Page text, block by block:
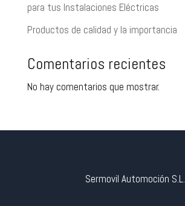
para tus Instalaciones Eléctricas
Productos de calidad y la importancia
Comentarios recientes
No hay comentarios que mostrar.
Sermovil Automoción S.L.